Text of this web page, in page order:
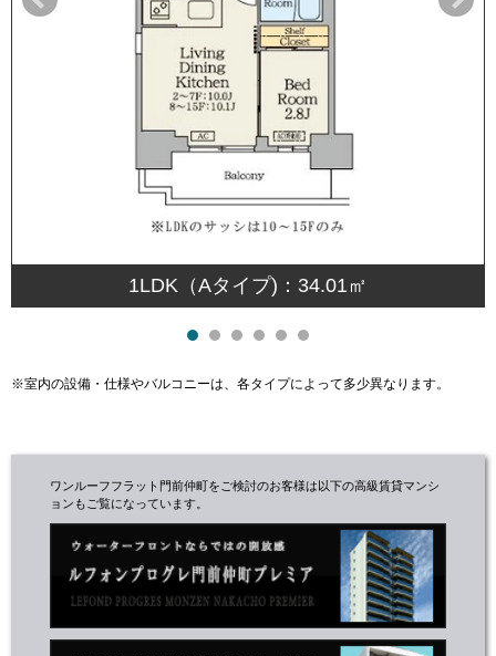
1LDK（Aタイプ)：34.01㎡
※室内の設備・仕様やバルコニーは、各タイプによって多少異なります。
ワンルーフフラット門前仲町をご検討のお客様は以下の高級賃貸マンシ
ョンもご覧になっています。